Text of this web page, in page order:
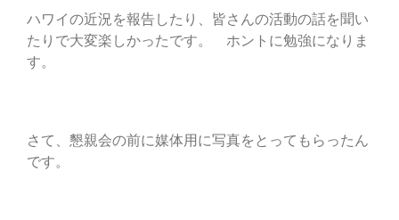
ハワイの近況を報告したり、皆さんの活動の話を聞い
たりで大変楽しかったです。 ホントに勉強になりま
す。
さて、懇親会の前に媒体用に写真をとってもらったん
です。